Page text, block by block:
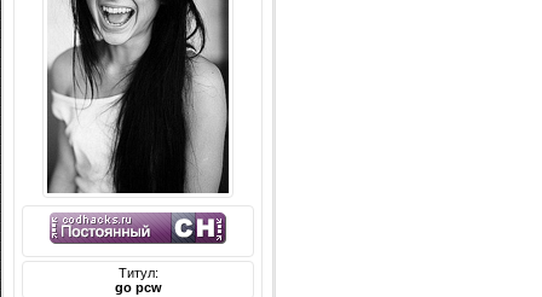
Титул:
go pcw